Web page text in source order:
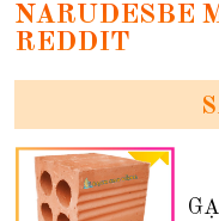
NARUDЕЅBE
REDDIT